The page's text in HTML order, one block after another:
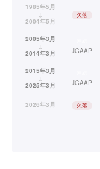
1985年5月
↓
2004年5月
欠落
2005年3月
↓
2014年3月
JGAAP
2015年3月
↓
2025年3月
JGAAP
2026年3月 欠落